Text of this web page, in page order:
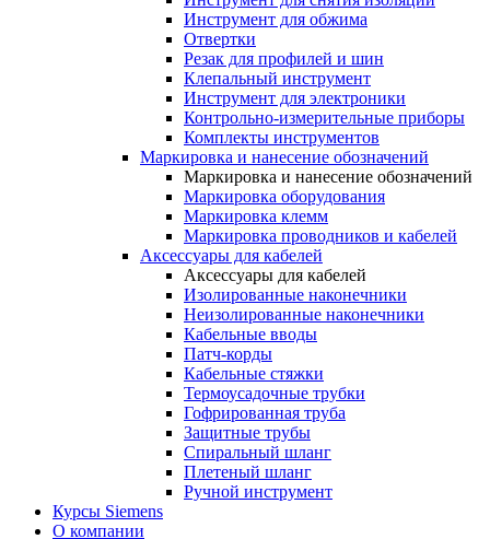
Инструмент для обжима
Отвертки
Резак для профилей и шин
Клепальный инструмент
Инструмент для электроники
Контрольно-измерительные приборы
Комплекты инструментов
Маркировка и нанесение обозначений
Маркировка и нанесение обозначений
Маркировка оборудования
Маркировка клемм
Маркировка проводников и кабелей
Аксессуары для кабелей
Аксессуары для кабелей
Изолированные наконечники
Неизолированные наконечники
Кабельные вводы
Патч-корды
Кабельные стяжки
Термоусадочные трубки
Гофрированная труба
Защитные трубы
Спиральный шланг
Плетеный шланг
Ручной инструмент
Курсы Siemens
О компании